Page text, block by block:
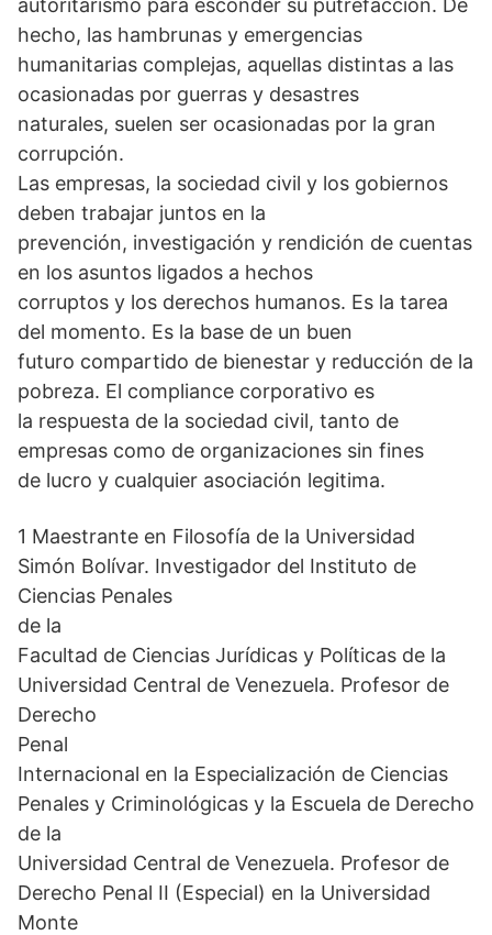
autoritarismo para esconder su putrefacción. De
hecho, las hambrunas y emergencias
humanitarias complejas, aquellas distintas a las
ocasionadas por guerras y desastres
naturales, suelen ser ocasionadas por la gran
corrupción.
Las empresas, la sociedad civil y los gobiernos
deben trabajar juntos en la
prevención, investigación y rendición de cuentas
en los asuntos ligados a hechos
corruptos y los derechos humanos. Es la tarea
del momento. Es la base de un buen
futuro compartido de bienestar y reducción de la
pobreza. El compliance corporativo es
la respuesta de la sociedad civil, tanto de
empresas como de organizaciones sin fines
de lucro y cualquier asociación legitima.
1 Maestrante en Filosofía de la Universidad
Simón Bolívar. Investigador del Instituto de
Ciencias Penales
de la
Facultad de Ciencias Jurídicas y Políticas de la
Universidad Central de Venezuela. Profesor de
Derecho
Penal
Internacional en la Especialización de Ciencias
Penales y Criminológicas y la Escuela de Derecho
de la
Universidad Central de Venezuela. Profesor de
Derecho Penal II (Especial) en la Universidad
Monte